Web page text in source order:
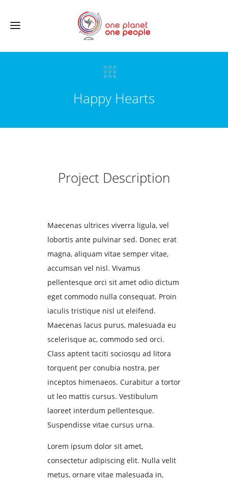
Happy Hearts
Project Description
Maecenas ultrices viverra ligula, vel
lobortis ante pulvinar sed. Donec erat
magna, aliquam vitae semper vitae,
accumsan vel nisl. Vivamus
pellentesque orci sit amet odio dictum
eget commodo nulla consequat. Proin
iaculis tristique nisl ut eleifend.
Maecenas lacus purus, malesuada eu
scelerisque ac, commodo sed orci.
Class aptent taciti sociosqu ad litora
torquent per conubia nostra, per
inceptos himenaeos. Curabitur a tortor
ut leo mattis cursus. Vestibulum
laoreet interdum pellentesque.
Suspendisse vitae cursus urna.
Lorem ipsum dolor sit amet,
consectetur adipiscing elit. Nulla velit
metus, ornare vitae malesuada in,